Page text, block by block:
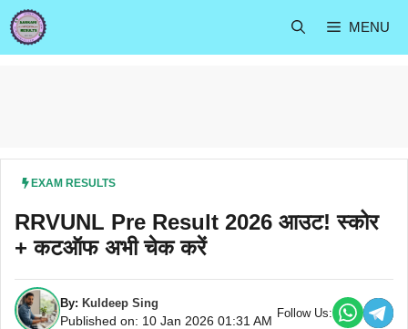
Skip
to
content
MENU
EXAM RESULTS
RRVUNL Pre Result 2026 आउट! स्कोर
+ कटऑफ अभी चेक करें
By: Kuldeep Sing
Published on: 10 Jan 2026 01:31 AM
Follow Us: